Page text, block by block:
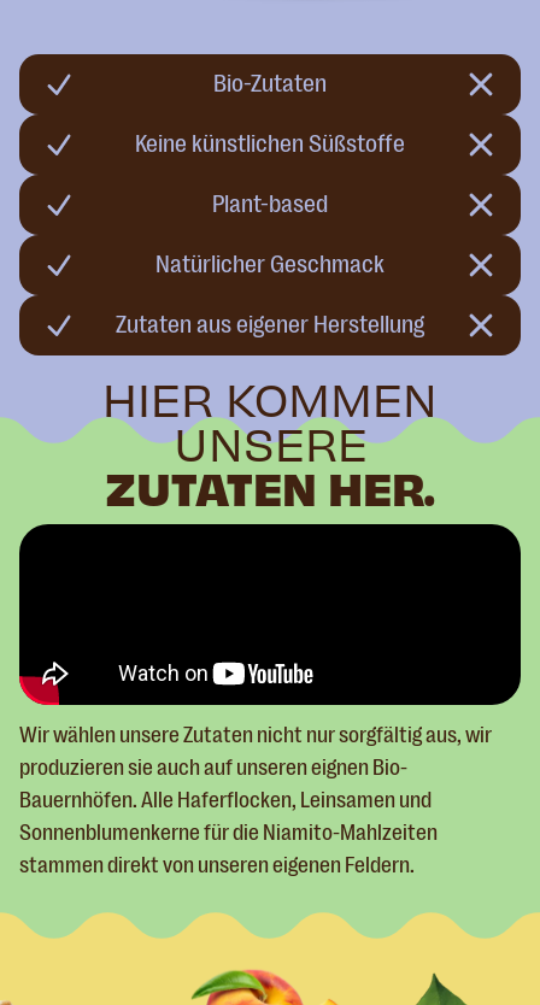
Bio-Zutaten
Keine künstlichen Süßstoffe
Plant-based
Natürlicher Geschmack
Zutaten aus eigener Herstellung
HIER KOMMEN
UNSERE
ZUTATEN HER.
Wir wählen unsere Zutaten nicht nur sorgfältig aus, wir
produzieren sie auch auf unseren eignen Bio-
Bauernhöfen. Alle Haferflocken, Leinsamen und
Sonnenblumenkerne für die Niamito-Mahlzeiten
stammen direkt von unseren eigenen Feldern.